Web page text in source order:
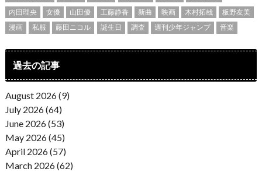
内田理央
女優 山田優 工藤静香 新曲 映画 木村拓哉
板野友美
漫画
私服 藤田ニコル 誕生日 調査 週刊少年ジャンプ 音楽
過去の記事
August 2026 (9)
July 2026 (64)
June 2026 (53)
May 2026 (45)
April 2026 (57)
March 2026 (62)